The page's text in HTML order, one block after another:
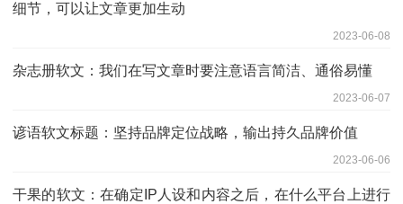
细节，可以让文章更加生动
2023-06-08
杂志册软文：我们在写文章时要注意语言简洁、通俗易懂
2023-06-07
谚语软文标题：坚持品牌定位战略，输出持久品牌价值
2023-06-06
干果的软文：在确定IP人设和内容之后，在什么平台上进行